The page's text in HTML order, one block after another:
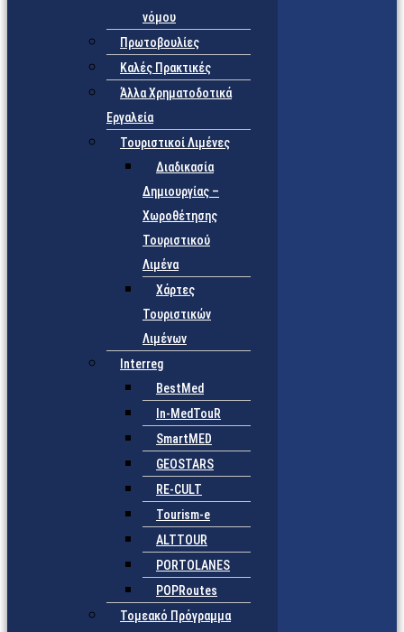
νόμου
Πρωτοβουλίες
Καλές Πρακτικές
Άλλα Χρηματοδοτικά
Εργαλεία
Τουριστικοί Λιμένες
Διαδικασία
Δημιουργίας –
Χωροθέτησης
Τουριστικού
Λιμένα
Χάρτες
Τουριστικών
Λιμένων
Interreg
BestMed
In-MedTouR
SmartMED
GEOSTARS
RE-CULT
Tourism-e
ALTTOUR
PORTOLANES
POPRoutes
Τομεακό Πρόγραμμα